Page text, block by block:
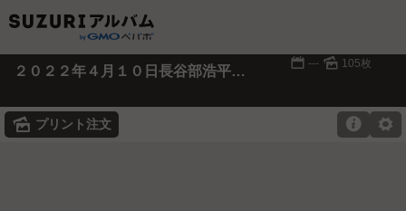
２０２２年４月１０日長谷部浩平四段による指導対局 📅 --- 🌄 105枚
🌄 プリント注文 ⚙
